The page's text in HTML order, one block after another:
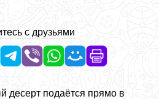
с друзьями
подаётся прямо в